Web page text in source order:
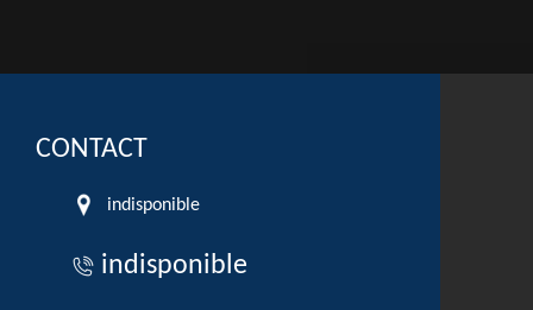
CONTACT
indisponible
indisponible